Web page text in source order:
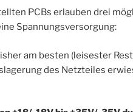
PCBs erlauben drei
Spannungsversorgung:
am besten (leisester
des Netzteiles